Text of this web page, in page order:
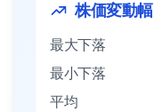
株価変動幅
最大下落
最小下落
平均